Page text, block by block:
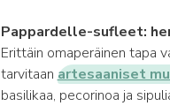
Pappardelle-sufleet:
Erittäin omaperäinen tapa
tarvitaan artesaaniset
basilikaa, pecorinoa ja